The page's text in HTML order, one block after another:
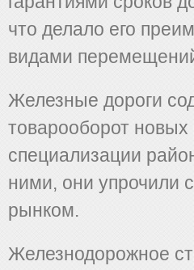
что делало его
видами
Железные дороги
товарооборот новых
специализации
ними, они упрочили
рын­ком.
Железнодорожное